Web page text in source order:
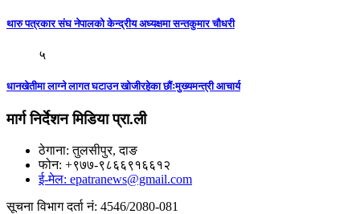
थारु पत्रकार संघ नेपालको केन्द्रीय अध्यक्षमा सन्तकुमार चौधरी
५
धानखेतीमा लाग्ने लागत घटाउन खोजीरहेका छौंःमुख्यमन्त्री आचार्य
मार्ग निर्देशन मिडिया प्रा.ली
ठेगाना: तुलसीपुर, दाङ
फोन: +९७७-९८६६९१६६१२
ई-मेल: epatranews@gmail.com
सूचना विभाग दर्ता नं: 4546/2080-081